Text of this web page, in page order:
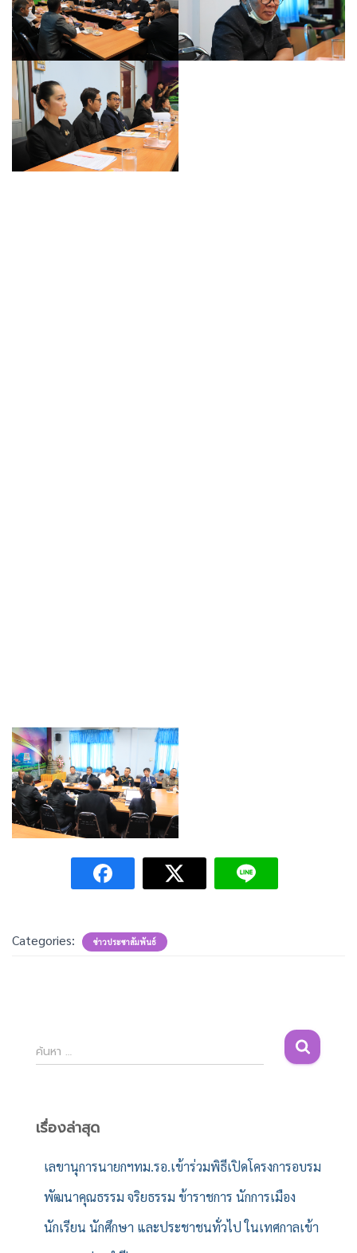
Categories: ข่าวประชาสัมพันธ์
ค้
น
สำ
ค้นหา …
เรื่องล่าสุด
เลขานุการนายกฯทม.รอ.เข้าร่วมพิธีเปิดโครงการอบรม
พัฒนาคุณธรรม จริยธรรม ข้าราชการ นักการเมือง
นักเรียน นักศึกษา และประชาชนทั่วไป ในเทศกาลเข้า